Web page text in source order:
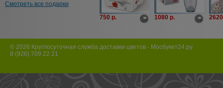
Смотреть все подарки
750 p.
1080 p.
© 2026 Круглосуточная служба доставки цветов - Мосбукет24.ру
8 (926) 709 22 21